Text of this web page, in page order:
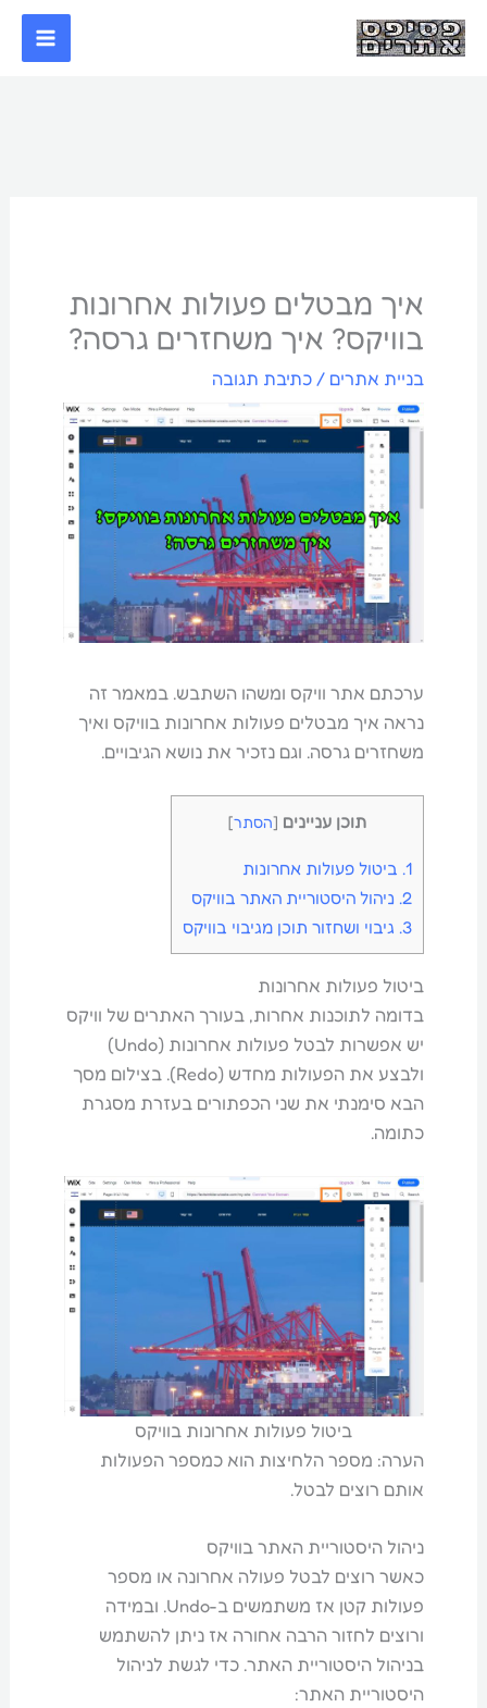
לתוכן
איך מבטלים פעולות אחרונות
בוויקס? איך משחזרים גרסה?
בניית אתרים /כתיבת תגובה
ערכתם אתר וויקס ומשהו השתבש. במאמר זה
נראה איך מבטלים פעולות אחרונות בוויקס ואיך
משחזרים גרסה. וגם נזכיר את נושא הגיבויים.
תוכן עניינים [הסתר]
1. ביטול פעולות אחרונות
2. ניהול היסטוריית האתר בוויקס
3. גיבוי ושחזור תוכן מגיבוי בוויקס
ביטול פעולות אחרונות
בדומה לתוכנות אחרות, בעורך האתרים של וויקס
יש אפשרות לבטל פעולות אחרונות (Undo)
ולבצע את הפעולות מחדש (Redo). בצילום מסך
הבא סימנתי את שני הכפתורים בעזרת מסגרת
כתומה.
ביטול פעולות אחרונות בוויקס
הערה: מספר הלחיצות הוא כמספר הפעולות
אותם רוצים לבטל.
ניהול היסטוריית האתר בוויקס
כאשר רוצים לבטל פעולה אחרונה או מספר
פעולות קטן אז משתמשים ב-Undo. ובמידה
ורוצים לחזור הרבה אחורה אז ניתן להשתמש
בניהול היסטוריית האתר. כדי לגשת לניהול
היסטוריית האתר: